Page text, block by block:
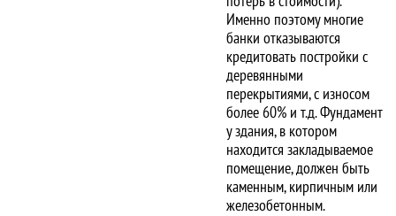
Именно поэтому многие
банки отказываются
кредитовать постройки с
деревянными
перекрытиями, с износом
более 60% и т.д. Фундамент
у здания, в котором
находится закладываемое
помещение, должен быть
каменным, кирпичным или
железобетонным.